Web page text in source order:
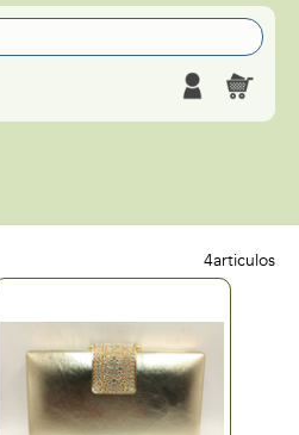
4articulos